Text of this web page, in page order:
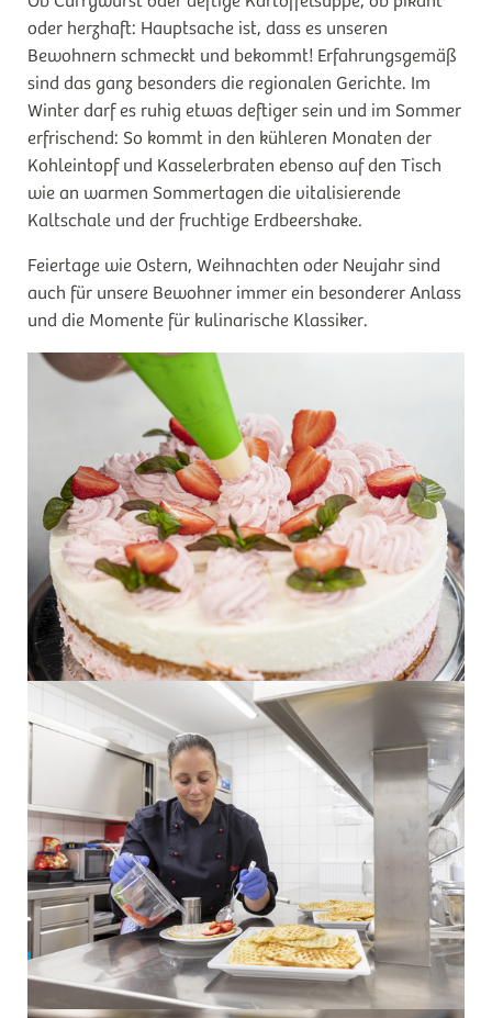
oder herzhaft: Hauptsache ist, dass es unseren
Bewohnern schmeckt und bekommt! Erfahrungsgemäß
sind das ganz besonders die regionalen Gerichte. Im
Winter darf es ruhig etwas deftiger sein und im Sommer
erfrischend: So kommt in den kühleren Monaten der
Kohleintopf und Kasselerbraten ebenso auf den Tisch
wie an warmen Sommertagen die vitalisierende
Kaltschale und der fruchtige Erdbeershake.
Feiertage wie Ostern, Weihnachten oder Neujahr sind
auch für unsere Bewohner immer ein besonderer Anlass
und die Momente für kulinarische Klassiker.